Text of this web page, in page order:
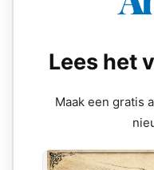
Lees het
Maak een gratis